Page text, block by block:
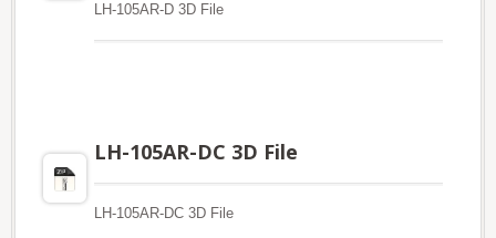
LH-105AR-D 3D File
LH-105AR-DC 3D File
LH-105AR-DC 3D File